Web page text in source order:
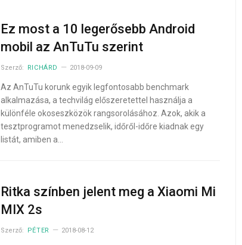
Ez most a 10 legerősebb Android
mobil az AnTuTu szerint
Szerző: RICHÁRD 2018-09-09
Az AnTuTu korunk egyik legfontosabb benchmark
alkalmazása, a techvilág előszeretettel használja a
különféle okoseszközök rangsorolásához. Azok, akik a
tesztprogramot menedzselik, időről-időre kiadnak egy
listát, amiben a…
Ritka színben jelent meg a Xiaomi Mi
MIX 2s
Szerző: PÉTER 2018-08-12